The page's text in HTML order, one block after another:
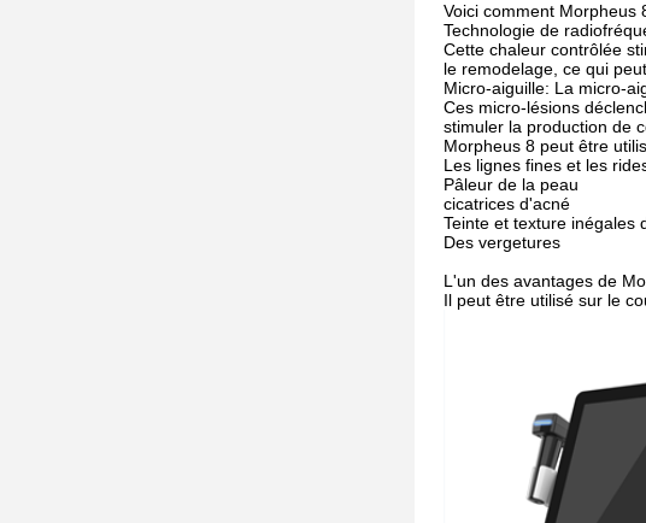
Voici comment Morpheus
Technologie de
Cette chaleur contrôlée
le remodelage, ce qui
Micro-aiguille: La micro-
Ces micro-lésions
stimuler la production de
Morpheus 8 peut être
Les lignes fines et les
Pâleur de la peau
cicatrices d'acné
Teinte et texture inégales
Des vergetures
L'un des avantages de
Il peut être utilisé sur le